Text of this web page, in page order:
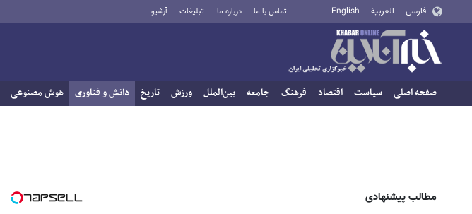
فارسی العربية English تماس با ما درباره ما تبلیغات آرشیو
صفحه اصلی سیاست اقتصاد فرهنگ جامعه بین‌الملل ورزش تاریخ دانش و فناوری هوش مصنوعی
مطالب پیشنهادی